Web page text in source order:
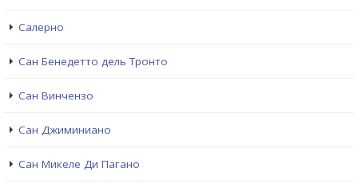
Салерно
Сан Бенедетто дель Тронто
Сан Винчензо
Сан Джиминиано
Сан Микеле Ди Пагано